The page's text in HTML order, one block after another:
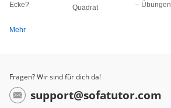
Ecke?
Quadrat
– Übungen
Mehr
Fragen? Wir sind für dich da!
support@sofatutor.com